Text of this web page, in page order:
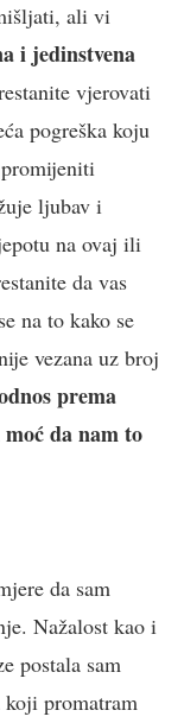
ali vi
i jedinstvena
vjerovati
pogreška koju
ljubav i
na ovaj ili
da vas
na to kako se
vezana uz broj
prema
da nam to
da sam
Nažalost kao i
postala sam
promatram